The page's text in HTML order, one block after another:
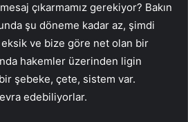
çıkarmamız gerekiyor? Bakın
şu döneme kadar az, şimdi
ve bize göre net olan bir
hakemler üzerinden ligin
şebeke, çete, sistem var.
edebiliyorlar.